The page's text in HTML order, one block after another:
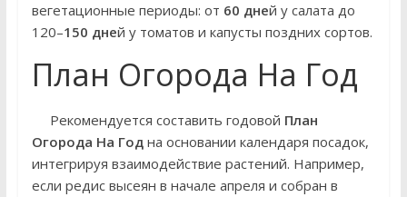
вегетационные периоды: от 60 дней у салата до
120–150 дней у томатов и капусты поздних сортов.
План Огорода На Год
Рекомендуется составить годовой План
Огорода На Годна основании календаря посадок,
интегрируя взаимодействие растений. Например,
если редис высеян в начале апреля и собран в